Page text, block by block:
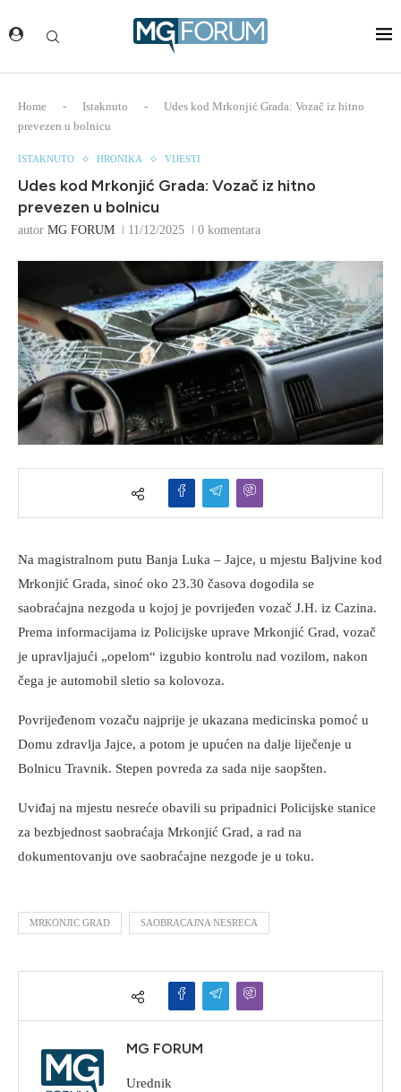
Home - Istaknuto -
Udes kod Mrkonjić Grada: Vozač iz hitno
prevezen u bolnicu
ISTAKNUTO HRONIKA VIJESTI
Udes kod Mrkonjić Grada: Vozač iz hitno
prevezen u bolnicu
autor MG FORUM 11/12/2025 0 komentara
Na magistralnom putu Banja Luka – Jajce, u mjestu Baljvine kod
Mrkonjić Grada, sinoć oko 23.30 časova dogodila se
saobraćajna nezgoda u kojoj je povrijeđen vozač J.H. iz Cazina.
Prema informacijama iz Policijske uprave Mrkonjić Grad, vozač
je upravljajući „opelom“ izgubio kontrolu nad vozilom, nakon
čega je automobil sletio sa kolovoza.
Povrijeđenom vozaču najprije je ukazana medicinska pomoć u
Domu zdravlja Jajce, a potom je upućen na dalje liječenje u
Bolnicu Travnik. Stepen povreda za sada nije saopšten.
Uviđaj na mjestu nesreće obavili su pripadnici Policijske stanice
za bezbjednost saobraćaja Mrkonjić Grad, a rad na
dokumentovanju ove saobraćajne nezgode je u toku.
MRKONJIC GRAD SAOBRACAJNA NESRECA
MG FORUM
Urednik